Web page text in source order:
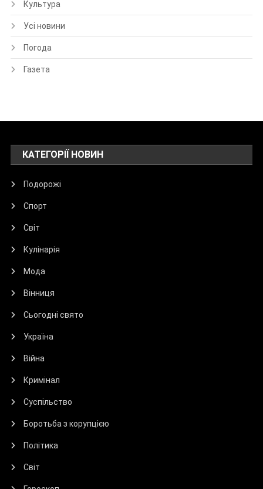
Культура
Усі новини
Погода
Газета
КАТЕГОРІЇ НОВИН
Подорожі
Спорт
Світ
Кулінарія
Мода
Вінниця
Сьогодні свято
Україна
Війна
Кримінал
Суспільство
Боротьба з корупцією
Політика
Світ